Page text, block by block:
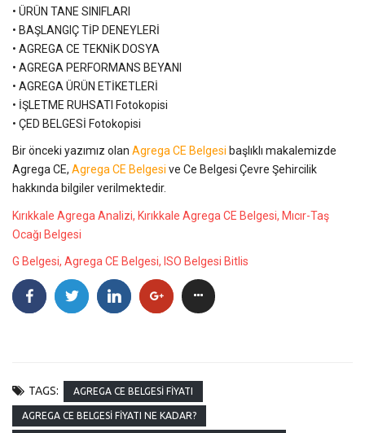
• ÜRÜN TANE SINIFLARI
• BAŞLANGIÇ TİP DENEYLERİ
• AGREGA CE TEKNİK DOSYA
• AGREGA PERFORMANS BEYANI
• AGREGA ÜRÜN ETİKETLERİ
• İŞLETME RUHSATI Fotokopisi
• ÇED BELGESİ Fotokopisi
Bir önceki yazımız olan Agrega CE Belgesi başlıklı makalemizde
Agrega CE, Agrega CE Belgesi ve Ce Belgesi Çevre Şehircilik
hakkında bilgiler verilmektedir.
Kırıkkale Agrega Analizi, Kırıkkale Agrega CE Belgesi, Mıcır-Taş
Ocağı Belgesi
G Belgesi, Agrega CE Belgesi, ISO Belgesi Bitlis
TAGS: AGREGA CE BELGESI FIYATI
AGREGA CE BELGESI FIYATI NE KADAR?